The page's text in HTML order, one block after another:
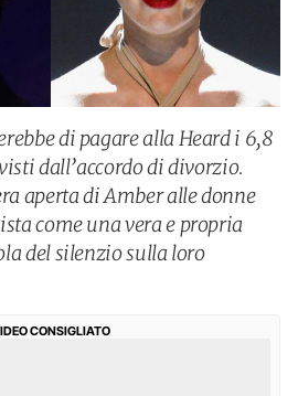
di pagare alla Heard i 6,8
dall’accordo di divorzio.
aperta di Amber alle donne
come una vera e propria
del silenzio sulla loro
CONSIGLIATO